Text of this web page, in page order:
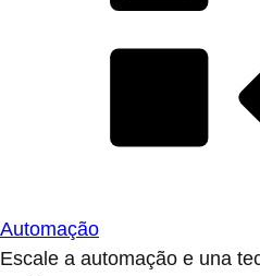
Automação
Escale a automação e una